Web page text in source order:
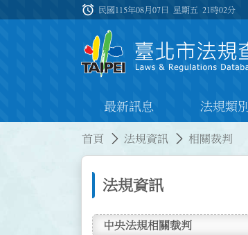
:::
alarm 民國115年08月07日 星期五21時02分
最新訊息 法規類別
首頁 法規資訊 相關裁判
法規資訊
中央法規相關裁判